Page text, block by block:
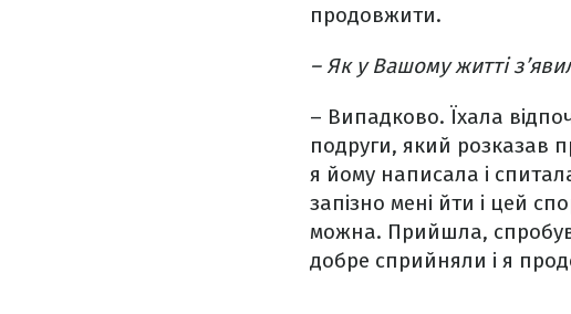
продовжити.
– Як у Вашому житті
– Випадково. Їхала
подруги, який розказав
я йому написала і
запізно мені йти і цей
можна. Прийшла,
добре сприйняли і я